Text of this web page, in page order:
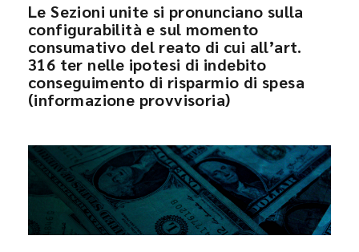
Le Sezioni unite si pronunciano sulla
configurabilità e sul momento
consumativo del reato di cui all’art.
316 ter nelle ipotesi di indebito
conseguimento di risparmio di spesa
(informazione provvisoria)